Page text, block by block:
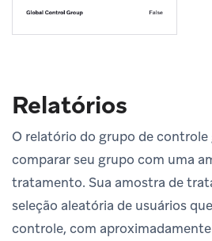
Relatórios
O relatório do grupo de
comparar seu grupo com uma
tratamento. Sua amostra de
seleção aleatória de usuários
controle, com